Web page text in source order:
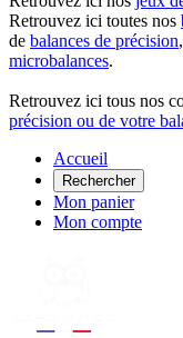
Retrouvez ici toutes nos
de balances de précision
microbalances.
Retrouvez ici tous nos
précision ou de votre
Accueil
Rechercher
Mon panier
Mon compte